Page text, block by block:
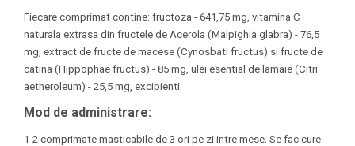
Fiecare comprimat contine: fructoza - 641,75 mg, vitamina C
naturala extrasa din fructele de Acerola (Malpighia glabra) - 76,5
mg, extract de fructe de macese (Cynosbati fructus) si fructe de
catina (Hippophae fructus) - 85 mg, ulei esential de lamaie (Citri
aetheroleum) - 25,5 mg, excipienti.
Mod de administrare:
1-2 comprimate masticabile de 3 ori pe zi intre mese. Se fac cure